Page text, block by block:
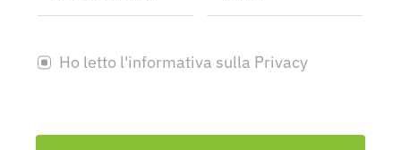
Ho letto l'informativa sulla Privacy